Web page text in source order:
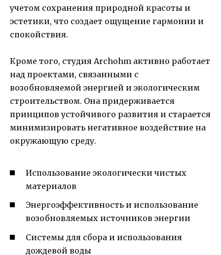
учетом сохранения природной красоты и
эстетики, что создает ощущение гармонии и
спокойствия.
Кроме того, студия Archohm активно работает
над проектами, связанными с
возобновляемой энергией и экологическим
строительством. Она придерживается
принципов устойчивого развития и старается
минимизировать негативное воздействие на
окружающую среду.
Использование экологически чистых
материалов
Энергоэффективность и использование
возобновляемых источников энергии
Системы для сбора и использования
дождевой воды